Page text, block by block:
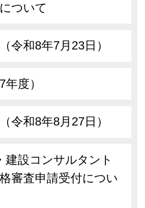
ついて
令和8年7月23日）
度）
令和8年8月27日）
建設コンサルタント
審査申請受付につい